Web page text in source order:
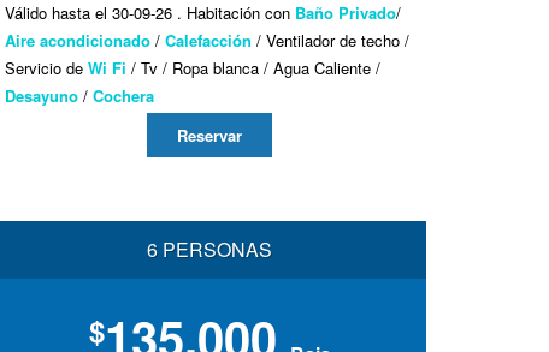
Válido hasta el 30-09-26 . Habitación con Baño Privado/
Aire acondicionado / Calefacción / Ventilador de techo /
Servicio de Wi Fi / Tv / Ropa blanca / Agua Caliente /
Desayuno / Cochera
Reservar
6 PERSONAS
$135.000